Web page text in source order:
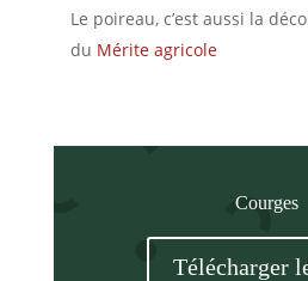
Le poireau, c’est aussi la
du Mérite agricole
Courges
Télécharger